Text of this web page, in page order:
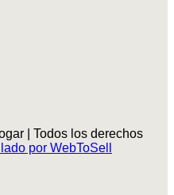
| Todos los derechos
por WebToSell